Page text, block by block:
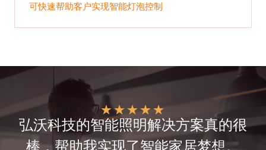
可快速帮助客户实现智能灯泡控制
★★★★★
弘沃科技的智能照明解决方案真的很
棒，帮助我实现了智能家居梦想。